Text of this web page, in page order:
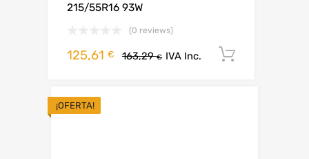
215/55R16 93W
(0 reviews)
163,29€
125,61 € IVA Inc.
¡OFERTA!